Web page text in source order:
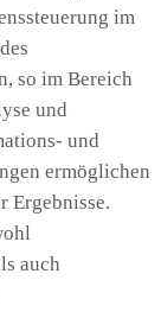
im
so im Bereich
und
und
ermöglichen
Ergebnisse.
auch